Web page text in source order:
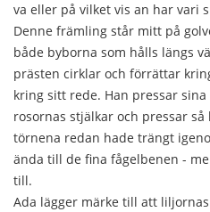
va eller på vilket vis an har vari
Denne främling står mitt på
både byborna som hålls längs
prästen cirklar och förrättar
kring sitt rede. Han pressar
rosornas stjälkar och pressar
törnena redan hade trängt
ända till de fina fågelbenen -
till.
Ada lägger märke till att